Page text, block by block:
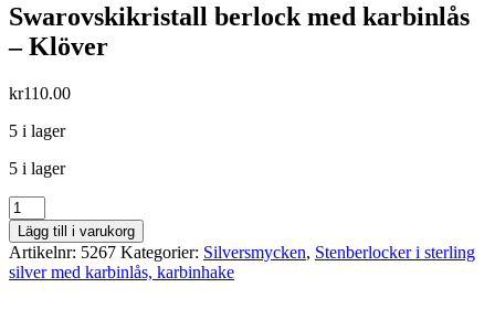
Swarovskikristall berlock med karbinlås
– Klöver
kr110.00
5 i lager
5 i lager
Swarovskikristall
berlock
med
karbinlås
-
Lägg till i varukorg
Artikelnr: 5267 Kategorier: Silversmycken, Stenberlocker i sterling
silver med karbinlås, karbinhake